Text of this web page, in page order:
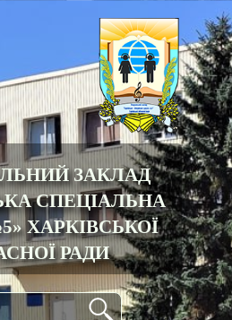
ЗАКЛАД
СПЕЦІАЛЬНА
ХАРКІВСЬКОЇ
РАДИ